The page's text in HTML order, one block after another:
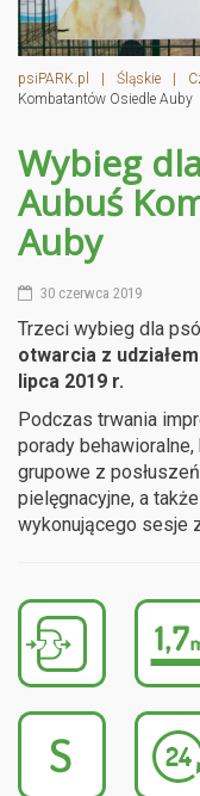
psiPARK.pl | Śląskie |
Kombatantów Osiedle Auby
Wybieg
Aubuś
Auby
30 czerwca 2019
Trzeci wybieg dla
otwarcia z
lipca 2019 r.
Podczas trwania
porady
grupowe z
pielęgnacyjne, a
wykonującego sesje